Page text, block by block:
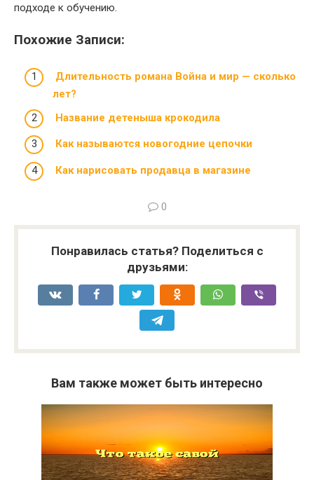
подходе к обучению.
Похожие Записи:
Длительность романа Война и мир — сколько
лет?
Название детеныша крокодила
Как называются новогодние цепочки
Как нарисовать продавца в магазине
0
Понравилась статья? Поделиться с
друзьями:
Вам также может быть интересно